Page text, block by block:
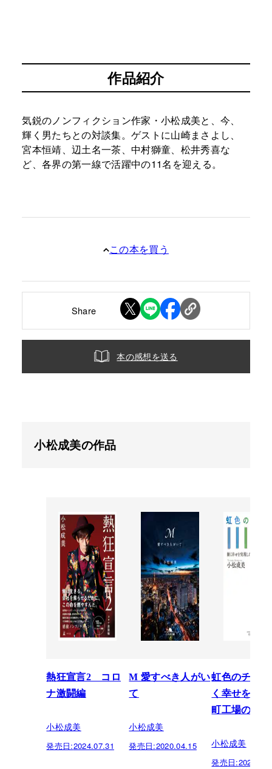
作品紹介
気鋭のノンフィクション作家・小松成美と、今、
輝く男たちとの対談集。ゲストに山崎まさよし、
宮本恒靖、辺土名一茶、中村獅童、松井秀喜な
ど、各界の第一線で活躍中の11名を迎える。
この本を買う
Share
本の感想を送る
小松成美の作品
熱狂宣言2 コロ
ナ激闘編
小松成美
発売日:2024.07.31
M 愛すべき人がい
て
小松成美
発売日:2020.04.15
虹色のチョ
く幸せを実
町工場の奇跡
小松成美
発売日: